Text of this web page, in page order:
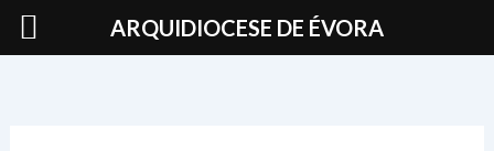
Skip
ARQUIDIOCESE DE ÉVORA